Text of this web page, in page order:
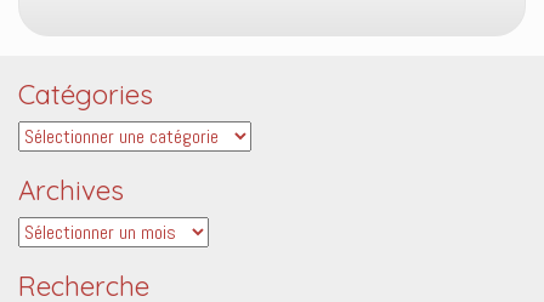
Catégories
Catégories
Archives
Archives
Recherche